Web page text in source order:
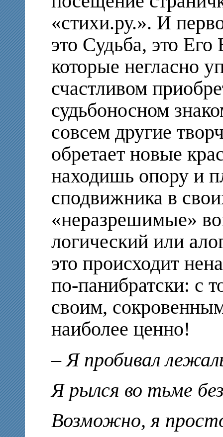
«стихи.ру.». И
это Судьба, это
которые негласно
счастливом
судьбоносном
совсем другие
обретает новые
находишь опору и
сподвижника в
«неразрешимые»
логический или
это происходит
по-панибратски: с
своим,
наиболее ценно!
– Я пробивал
Я рылся во тьме
Возможно, я